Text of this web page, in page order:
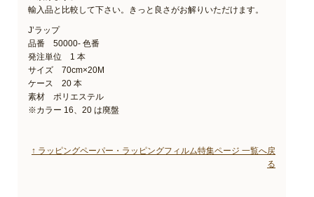
輸入品と比較して下さい。きっと良さがお解りいただけます。
J’ラップ
品番 50000- 色番
発注単位 1 本
サイズ 70cm×20M
ケース 20 本
素材 ポリエステル
※カラー 16、20 は廃盤
↑ ラッピングペーパー・ラッピングフィルム特集ページ 一覧へ戻
る